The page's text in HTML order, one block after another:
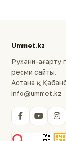
Ummet.kz
Рухани-ағарту
ресми сайты.
Астана қ.,
info@ummet.kz